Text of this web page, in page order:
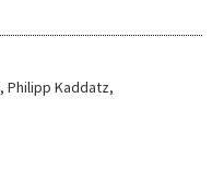
, Philipp Kaddatz,